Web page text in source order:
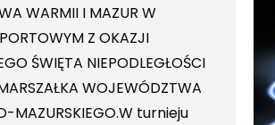
WARMII I MAZUR W
Z OKAZJI
ŚWIĘTA NIEPODLEGŁOŚCI
WOJEWÓDZTWA
MAZURSKIEGO.W turnieju